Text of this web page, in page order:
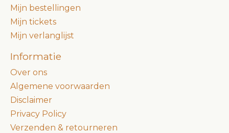
Mijn bestellingen
Mijn tickets
Mijn verlanglijst
Informatie
Over ons
Algemene voorwaarden
Disclaimer
Privacy Policy
Verzenden & retourneren